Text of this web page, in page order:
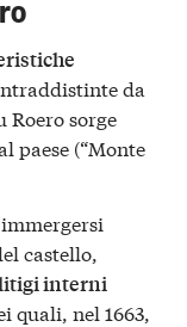
da
sorge
paese (“Monte
castello,
interni
quali, nel 1663,